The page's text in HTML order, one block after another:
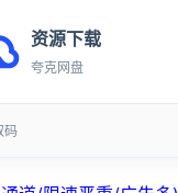
资源下载
夸克网盘
码